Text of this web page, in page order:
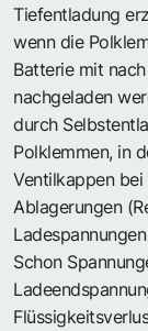
Tiefentladung
wenn die
Batterie mit
nachgeladen
durch
Polklemmen, in
Ventilkappen
Ablagerungen
Schon